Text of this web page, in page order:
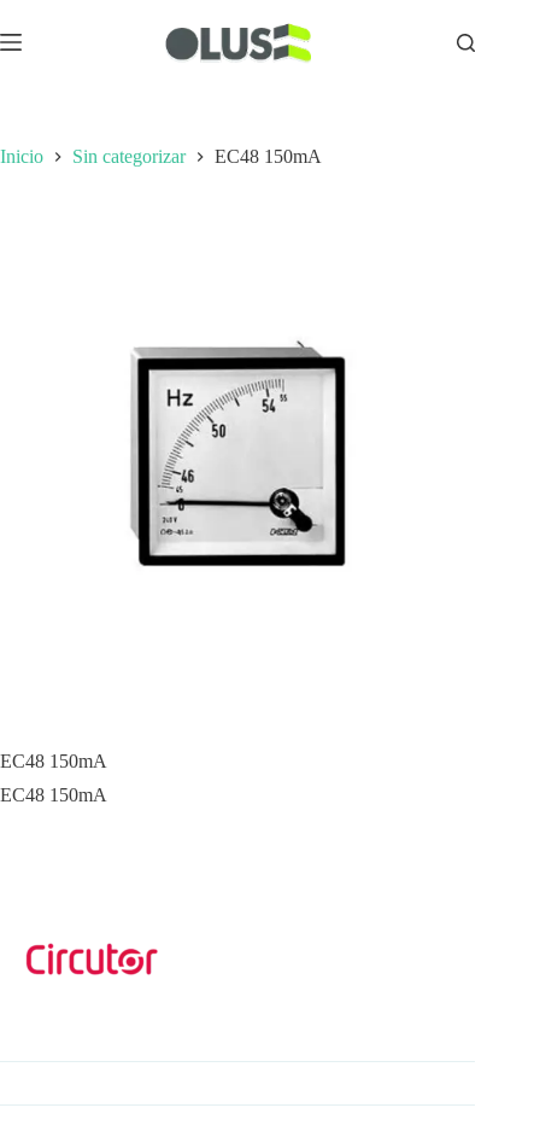
Inicio Sin categorizar EC48 150mA
EC48 150mA
EC48 150mA